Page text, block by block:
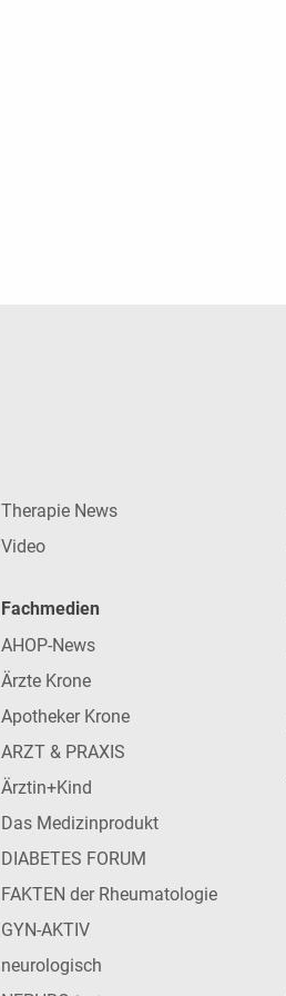
Therapie News
Video
Fachmedien
AHOP-News
Ärzte Krone
Apotheker Krone
ARZT & PRAXIS
Ärztin+Kind
Das Medizinprodukt
DIABETES FORUM
FAKTEN der Rheumatologie
GYN-AKTIV
neurologisch